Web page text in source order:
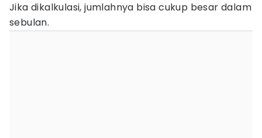
Jika dikalkulasi, jumlahnya bisa cukup besar dalam
sebulan.